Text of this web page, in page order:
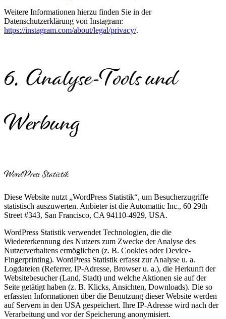
Weitere Informationen hierzu finden Sie in der
Datenschutzerklärung von Instagram:
https://instagram.com/about/legal/privacy/.
6. Analyse-Tools und
Werbung
WordPress Statistik
Diese Website nutzt „WordPress Statistik“, um Besucherzugriffe
statistisch auszuwerten. Anbieter ist die Automattic Inc., 60 29th
Street #343, San Francisco, CA 94110-4929, USA.
WordPress Statistik verwendet Technologien, die die
Wiedererkennung des Nutzers zum Zwecke der Analyse des
Nutzerverhaltens ermöglichen (z. B. Cookies oder Device-
Fingerprinting). WordPress Statistik erfasst zur Analyse u. a.
Logdateien (Referrer, IP-Adresse, Browser u. a.), die Herkunft der
Websitebesucher (Land, Stadt) und welche Aktionen sie auf der
Seite getätigt haben (z. B. Klicks, Ansichten, Downloads). Die so
erfassten Informationen über die Benutzung dieser Website werden
auf Servern in den USA gespeichert. Ihre IP-Adresse wird nach der
Verarbeitung und vor der Speicherung anonymisiert.